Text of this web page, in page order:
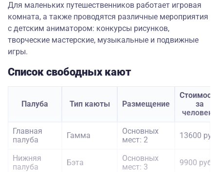
Для маленьких путешественников работает игровая
комната, а также проводятся различные мероприятия
с детским аниматором: конкурсы рисунков,
творческие мастерские, музыкальные и подвижные
игры.
Список свободных кают
Палуба Тип каюты Размещение
за
человека
Главная
палуба
Гамма
Основных
мест: 2
13600 руб.
Нижняя
палуба
Бэта
Основных
мест: 3
9900 руб.